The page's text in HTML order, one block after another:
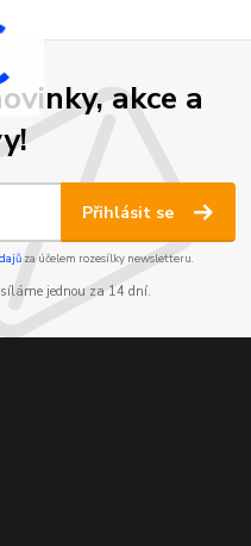
akce a
Přihlásit se
za účelem rozesílky newsletteru.
jednou za 14 dní.